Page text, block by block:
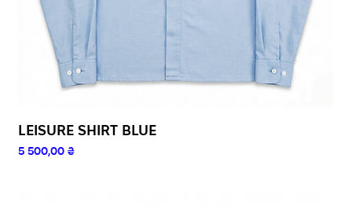
LEISURE SHIRT BLUE
Ціна
5 500,00 ₴